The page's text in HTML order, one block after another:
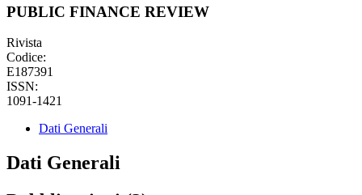
PUBLIC FINANCE REVIEW
Rivista
Codice:
E187391
ISSN:
1091-1421
Dati Generali
Dati Generali